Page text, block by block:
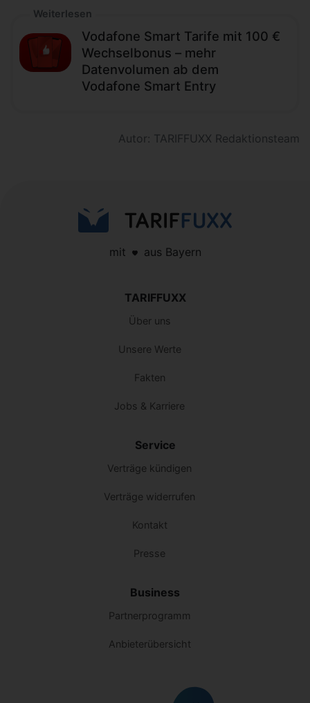
Weiterlesen
Vodafone Smart Tarife mit 100 €
Wechselbonus – mehr
Datenvolumen ab dem
Vodafone Smart Entry
Autor: TARIFFUXX Redaktionsteam
mit aus Bayern
TARIFFUXX
Über uns
Unsere Werte
Fakten
Jobs & Karriere
Service
Verträge kündigen
Verträge widerrufen
Kontakt
Presse
Business
Partnerprogramm
Anbieterübersicht